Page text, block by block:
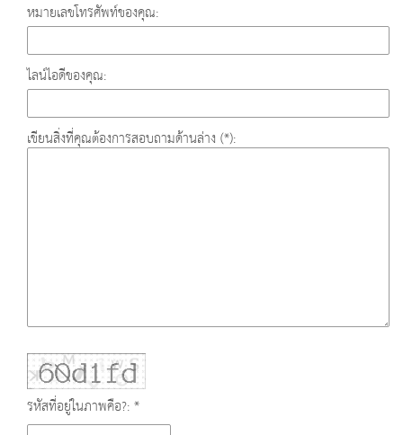
หมายเลขโทรศัพท์ของคุณ:
ไลน์ไอดีของคุณ:
เขียนสิ่งที่คุณต้องการสอบถามด้านล่าง (*):
รหัสที่อยู่ในภาพคือ?: *